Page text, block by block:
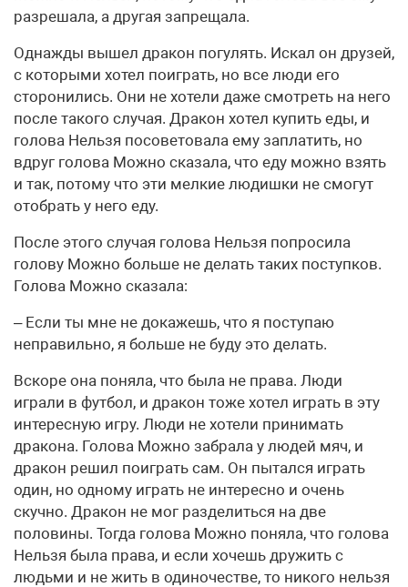
разрешала, а другая запрещала.
Однажды вышел дракон погулять. Искал он друзей,
с которыми хотел поиграть, но все люди его
сторонились. Они не хотели даже смотреть на него
после такого случая. Дракон хотел купить еды, и
голова Нельзя посоветовала ему заплатить, но
вдруг голова Можно сказала, что еду можно взять
и так, потому что эти мелкие людишки не смогут
отобрать у него еду.
После этого случая голова Нельзя попросила
голову Можно больше не делать таких поступков.
Голова Можно сказала:
– Если ты мне не докажешь, что я поступаю
неправильно, я больше не буду это делать.
Вскоре она поняла, что была не права. Люди
играли в футбол, и дракон тоже хотел играть в эту
интересную игру. Люди не хотели принимать
дракона. Голова Можно забрала у людей мяч, и
дракон решил поиграть сам. Он пытался играть
один, но одному играть не интересно и очень
скучно. Дракон не мог разделиться на две
половины. Тогда голова Можно поняла, что голова
Нельзя была права, и если хочешь дружить с
людьми и не жить в одиночестве, то никого нельзя